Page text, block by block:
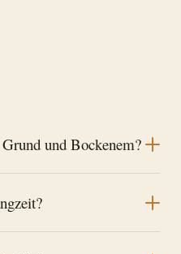
und Bockenem?